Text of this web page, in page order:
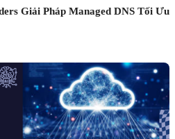
Giải Pháp Managed DNS Tối Ưu